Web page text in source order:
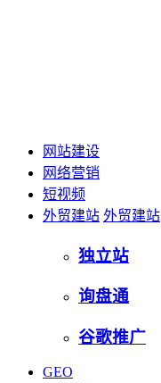
网站建设
网络营销
短视频
外贸建站 外贸建站
独立站
询盘通
谷歌推广
GEO